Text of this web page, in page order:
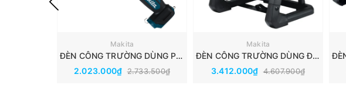
Makita
ĐÈN CÔNG TRƯỜNG DÙNG PIN 12V MAKITA ML104
2.023.000₫ 2.733.500₫
Makita
ĐÈN CÔNG TRƯỜNG DÙNG ĐIỆN VÀ PIN MAKITA (18V/14.4V/AC) DML805
3.412.000₫ 4.607.900₫